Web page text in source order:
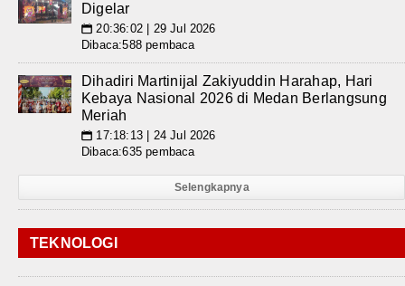
Digelar
📅 20:36:02 | 29 Jul 2026
Dibaca:588 pembaca
Dihadiri Martinijal Zakiyuddin Harahap, Hari
Kebaya Nasional 2026 di Medan Berlangsung
Meriah
📅 17:18:13 | 24 Jul 2026
Dibaca:635 pembaca
Selengkapnya
TEKNOLOGI